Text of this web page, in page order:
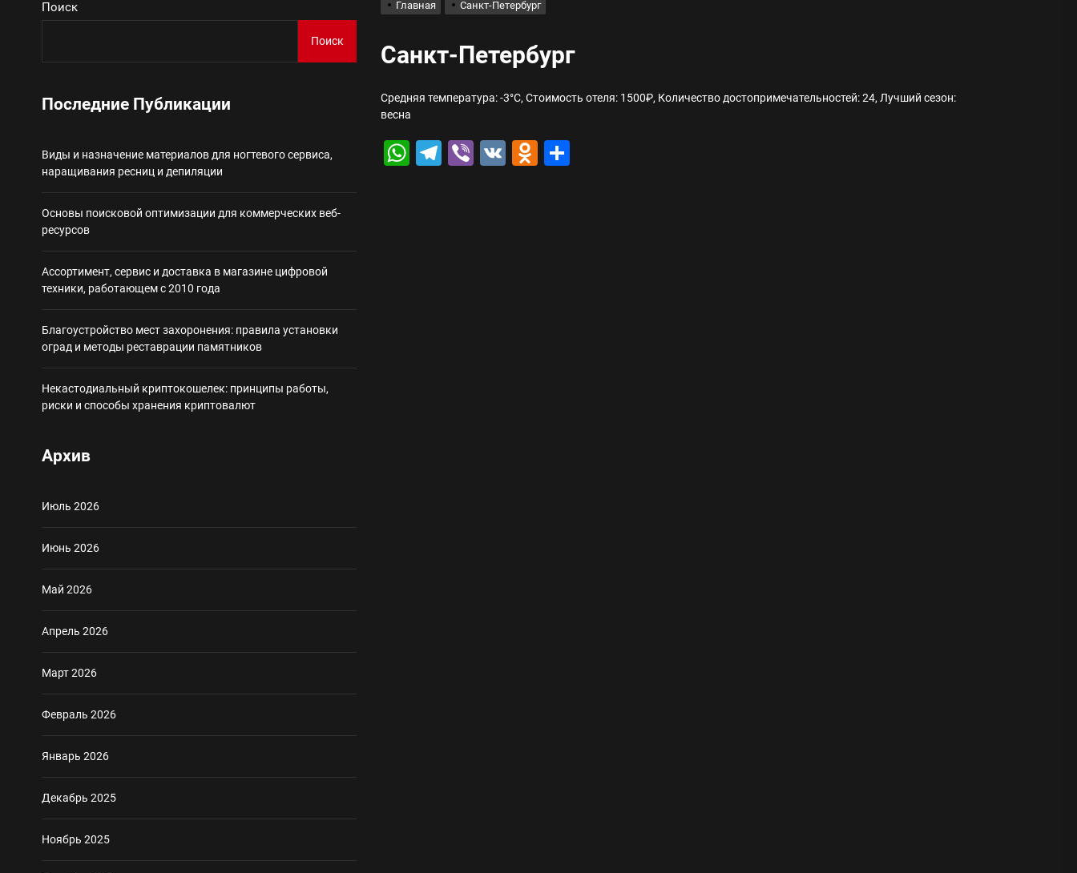
Ассортимент, сервис и доставка в магазине цифровой техники, работающем с 2010 года
Благоустройство мест захоронения: правила установки оград и методы реставрации памятников
Некастодиальный криптокошелек: принципы работы, риски и способы хранения криптовалют
Главная Санкт-Петербург
Санкт-Петербург
Средняя температура: -3°C, Стоимость отеля: 1500₽, Количество достопримечательностей: 24, Лучший сезон:
весна
WhatsApp
Telegram
Viber
VK Odnoklassniki
Поиск
Поиск
Последние Публикации
Виды и назначение материалов для ногтевого сервиса,
наращивания ресниц и депиляции
Основы поисковой оптимизации для коммерческих веб-
ресурсов
Ассортимент, сервис и доставка в магазине цифровой
техники, работающем с 2010 года
Благоустройство мест захоронения: правила установки
оград и методы реставрации памятников
Некастодиальный криптокошелек: принципы работы,
риски и способы хранения криптовалют
Архив
Июль 2026
Июнь 2026
Май 2026
Апрель 2026
Март 2026
Февраль 2026
Январь 2026
Декабрь 2025
Ноябрь 2025